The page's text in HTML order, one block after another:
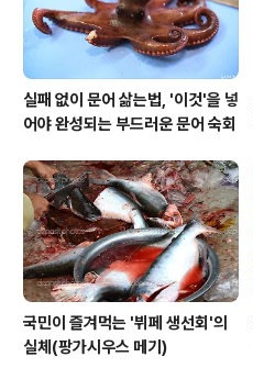
실패 없이 문어 삶는법, '이것'을 넣
어야 완성되는 부드러운 문어 숙회
국민이 즐겨먹는 '뷔페 생선회'의
실체(팡가시우스 메기)